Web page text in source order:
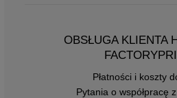
OBSŁUGA KLIENTA
Płatności i koszty
Pytania o współpracę